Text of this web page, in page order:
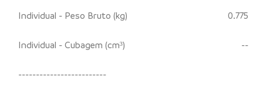
Individual - Peso Bruto (kg) 0.775
Individual - Cubagem (cm³) --
-------------------------